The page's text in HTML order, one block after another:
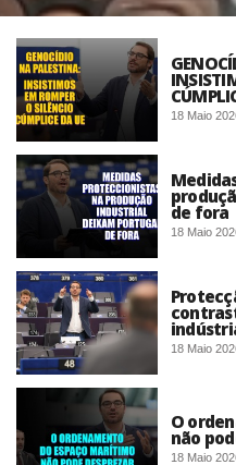
18 Maio
de fora
18 Maio
18 Maio
O
não
18 Maio